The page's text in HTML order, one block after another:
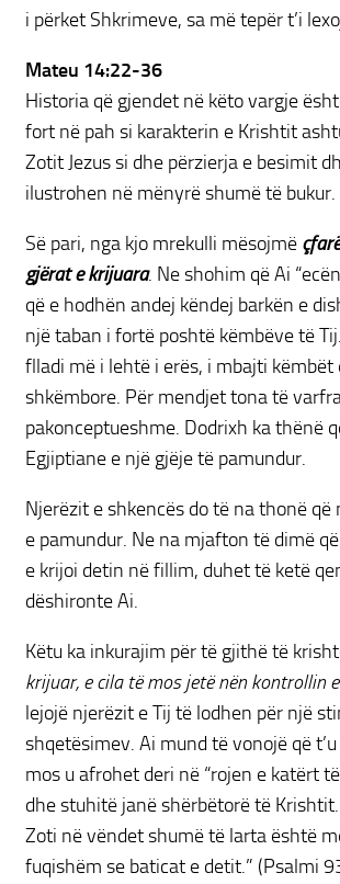
i përket Shkrimeve, sa më tepër t’i
Mateu 14:22-36
Historia që gjendet në këto vargje
fort në pah si karakterin e Krishtit
Zotit Jezus si dhe përzierja e besimit
ilustrohen në mënyrë shumë të bukur.
Së pari, nga kjo mrekulli mësojmë
gjërat e krijuara. Ne shohim që Ai
që e hodhën andej këndej barkën e
një taban i fortë poshtë këmbëve të
flladi më i lehtë i erës, i mbajti
shkëmbore. Për mendjet tona të
pakonceptueshme. Dodrixh ka thënë
Egjiptiane e një gjëje të pamundur.
Njerëzit e shkencës do të na thonë
e pamundur. Ne na mjafton të dimë
e krijoi detin në fillim, duhet të ketë
dëshironte Ai.
Këtu ka inkurajim për të gjithë të
krijuar, e cila të mos jetë nën kontrollin
lejojë njerëzit e Tij të lodhen për një
shqetësimev. Ai mund të vonojë që
mos u afrohet deri në “rojen e katërt
dhe stuhitë janë shërbëtorë të
Zoti në vëndet shumë të larta është
fuqishëm se baticat e detit.” (Psalmi